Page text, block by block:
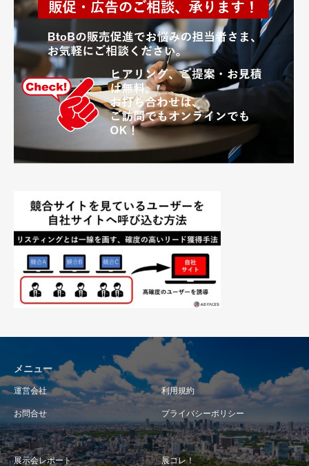
メニュー
運営会社 利用規約
お問合せ プライバシーポリシー
展示会レポート 展コレ！